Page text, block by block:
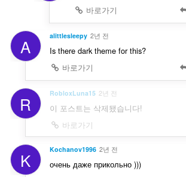
바로가기
A alittlesleepy 2년 전
Is there dark theme for this?
바로가기
R RobloxLuna15 2년 전
이 포스트는 삭제됐습니다!
바로가기
K Kochanov1996 2년 전
очень даже прикольно )))